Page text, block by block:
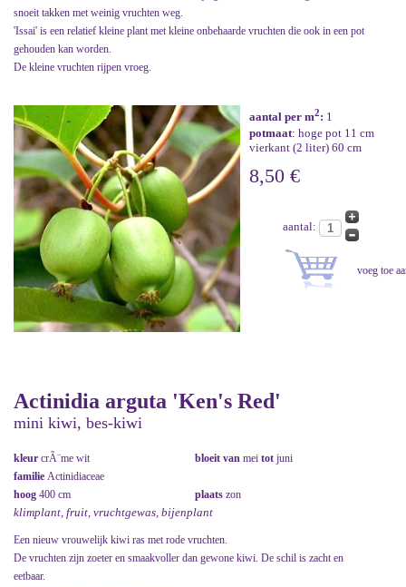
snoeit takken met weinig vruchten weg.
'Issai' is een relatief kleine plant met kleine onbehaarde vruchten die ook in een pot
gehouden kan worden.
De kleine vruchten rijpen vroeg.
aantal per m2: 1
potmaat: hoge pot 11 cm
vierkant (2 liter) 60 cm
8,50 €
aantal:
Actinidia arguta 'Ken's Red'
mini kiwi, bes-kiwi
kleur crÃ¨me wit bloeit van mei tot juni
familie Actinidiaceae
hoog 400 cm plaats zon
klimplant, fruit, vruchtgewas, bijenplant
Een nieuw vrouwelijk kiwi ras met rode vruchten.
De vruchten zijn zoeter en smaakvoller dan gewone kiwi. De schil is zacht en
eetbaar.